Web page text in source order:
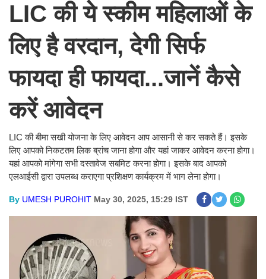
LIC की ये स्कीम महिलाओं के
लिए है वरदान, देगी सिर्फ
फायदा ही फायदा...जानें कैसे
करें आवेदन
LIC की बीमा सखी योजना के लिए आवेदन आप आसानी से कर सकते हैं। इसके
लिए आपको निकटतम लिक ब्रांच जाना होगा और यहां जाकर आवेदन करना होगा।
यहां आपको मांगेगा सभी दस्तावेज सबमिट करना होगा। इसके बाद आपको
एलआईसी द्वारा उपलब्ध कराएगा प्रशिक्षण कार्यक्रम में भाग लेना होगा।
By UMESH PUROHIT May 30, 2025, 15:29 IST